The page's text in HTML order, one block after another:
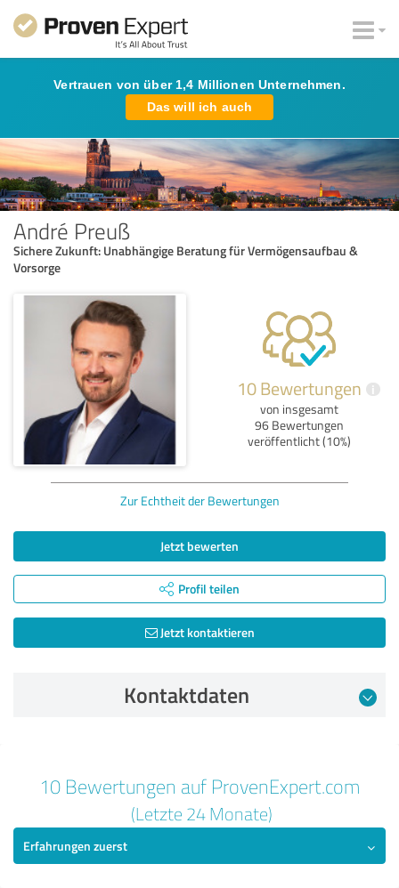
Vertrauen von über 1,4 Millionen Unternehmen.
Das will ich auch
André Preuß
Sichere Zukunft: Unabhängige Beratung für Vermögensaufbau &
Vorsorge
10 Bewertungen i
von insgesamt
96 Bewertungen
veröffentlicht (10%)
Zur Echtheit der Bewertungen
Jetzt bewerten
Profil teilen
Jetzt kontaktieren
Kontaktdaten
SEHR GUT
10 Bewertungen auf ProvenExpert.com
(Letzte 24 Monate)
Erfahrungen zuerst